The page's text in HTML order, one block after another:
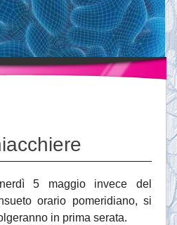
5 maggio invece del
orario pomeridiano, si
in prima serata.